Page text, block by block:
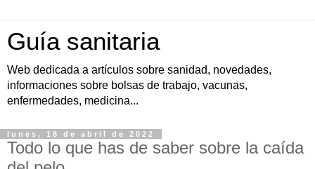
Guía sanitaria
Web dedicada a artículos sobre sanidad, novedades,
informaciones sobre bolsas de trabajo, vacunas,
enfermedades, medicina...
lunes, 18 de abril de 2022
Todo lo que has de saber sobre la caída